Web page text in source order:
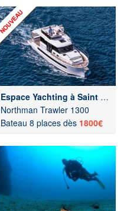
Espace Yachting à Saint Raphaël
Northman Trawler 1300
Bateau 8 places dès 1800€